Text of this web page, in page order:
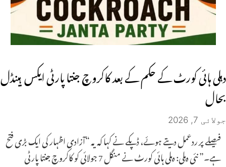
دہلی ہائی کورٹ کے حکم کے بعد کاکروچ جنتا پارٹی ایکس ہینڈل
بحال
جولائی 7, 2026
فیصلے پر ردعمل دیتے ہوئے، ڈپکے نے کہا کہ یہ “آزادی اظہار کی ایک بڑی فتح
ہے۔” نئی دہلی: دہلی ہائی کورٹ نے منگل 7 جولائی کو کاکروچ جنتا پارٹی